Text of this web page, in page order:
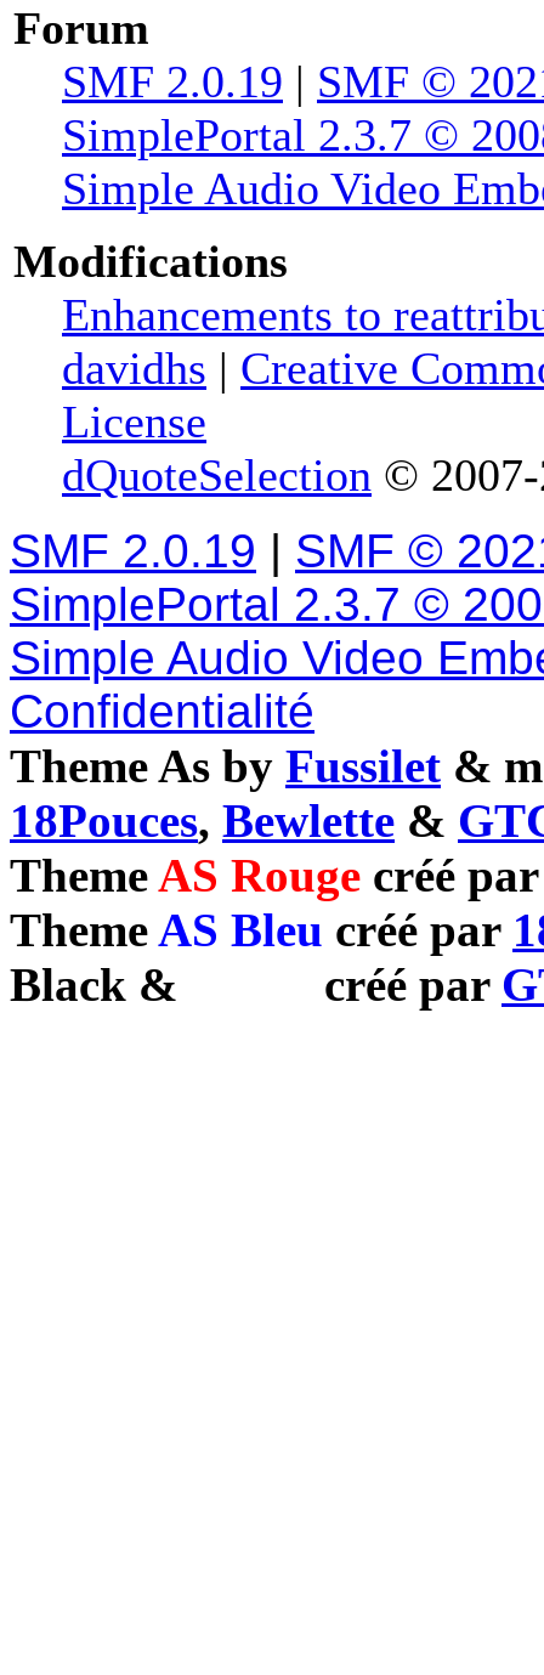
Forum
SMF 2.0.19 | SMF ©
SimplePortal 2.3.7 ©
Simple Audio Video
Modifications
Enhancements to
davidhs | Creative
License
dQuoteSelection ©
SMF 2.0.19 | SMF ©
SimplePortal 2.3.7 ©
Simple Audio Video
Confidentialité
Theme As by Fussilet &
18Pouces, Bewlette &
ThemeAS Rouge créé
ThemeAS Bleu créé par
Black & créé par